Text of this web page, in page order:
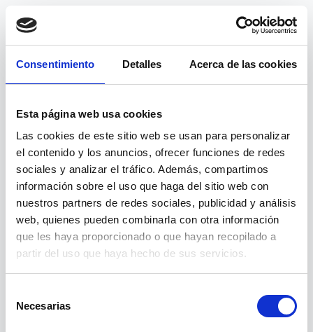
Consentimiento Detalles Acerca de las cookies
Esta página web usa cookies
Las cookies de este sitio web se usan para personalizar
el contenido y los anuncios, ofrecer funciones de redes
sociales y analizar el tráfico. Además, compartimos
información sobre el uso que haga del sitio web con
nuestros partners de redes sociales, publicidad y análisis
web, quienes pueden combinarla con otra información
que les haya proporcionado o que hayan recopilado a
partir del uso que haya hecho de sus servicios.
Necesarias
404
La ruta
/curso/programacion-con-lenguajes-orientados-
a-objetos-y-bases-de-datos-relacionales-para-